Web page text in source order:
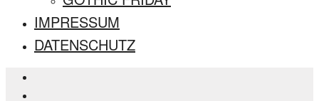
IMPRESSUM
DATENSCHUTZ